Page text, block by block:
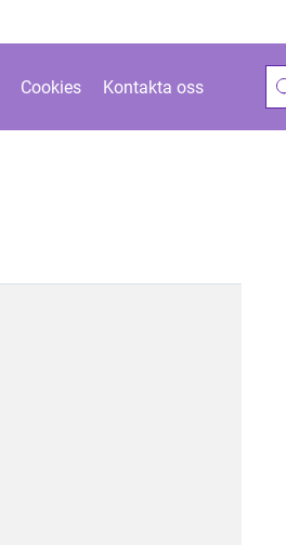
Cookies Kontakta oss